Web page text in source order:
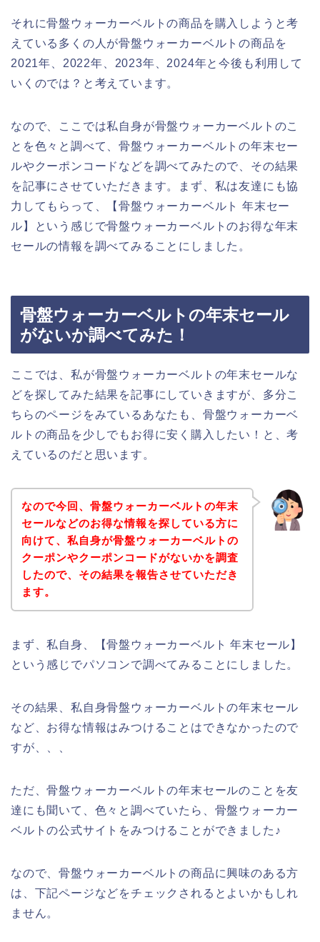
それに骨盤ウォーカーベルトの商品を購入しようと考
えている多くの人が骨盤ウォーカーベルトの商品を
2021年、2022年、2023年、2024年と今後も利用して
いくのでは？と考えています。
なので、ここでは私自身が骨盤ウォーカーベルトのこ
とを色々と調べて、骨盤ウォーカーベルトの年末セー
ルやクーポンコードなどを調べてみたので、その結果
を記事にさせていただきます。まず、私は友達にも協
力してもらって、【骨盤ウォーカーベルト 年末セー
ル】という感じで骨盤ウォーカーベルトのお得な年末
セールの情報を調べてみることにしました。
骨盤ウォーカーベルトの年末セール
がないか調べてみた！
ここでは、私が骨盤ウォーカーベルトの年末セールな
どを探してみた結果を記事にしていきますが、多分こ
ちらのページをみているあなたも、骨盤ウォーカーベ
ルトの商品を少しでもお得に安く購入したい！と、考
えているのだと思います。
なので今回、骨盤ウォーカーベルトの年末
セールなどのお得な情報を探している方に
向けて、私自身が骨盤ウォーカーベルトの
クーポンやクーポンコードがないかを調査
したので、その結果を報告させていただき
ます。
まず、私自身、【骨盤ウォーカーベルト 年末セール】
という感じでパソコンで調べてみることにしました。
その結果、私自身骨盤ウォーカーベルトの年末セール
など、お得な情報はみつけることはできなかったので
すが、、、
ただ、骨盤ウォーカーベルトの年末セールのことを友
達にも聞いて、色々と調べていたら、骨盤ウォーカー
ベルトの公式サイトをみつけることができました♪
なので、骨盤ウォーカーベルトの商品に興味のある方
は、下記ページなどをチェックされるとよいかもしれ
ません。